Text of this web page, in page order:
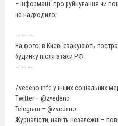
– інформації про руйнування чи
не надходило;
— — —
На фото: в Києві евакуюють
будинку після атаки РФ;
— — —
Zvedeno.info у інших соціальних
Twitter – @zvedeno
Telegram – @zvedeno
Журналісти, навіть незалежні –